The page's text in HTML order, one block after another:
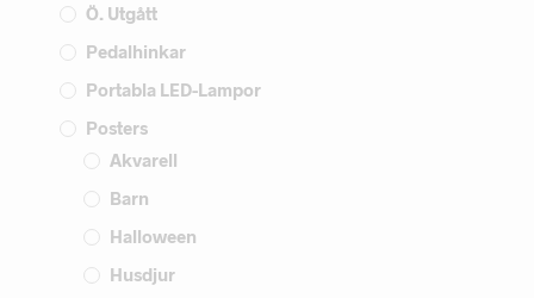
Ö. Utgått
Pedalhinkar
Portabla LED-Lampor
Posters
Akvarell
Barn
Halloween
Husdjur